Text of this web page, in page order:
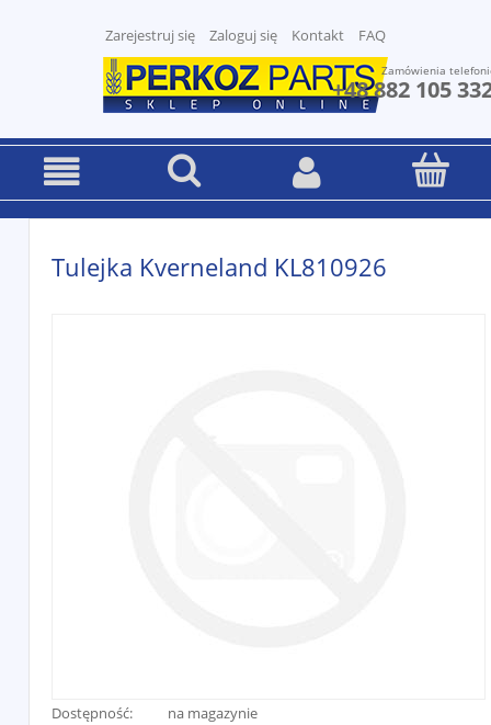
Zarejestruj się Zaloguj się Kontakt FAQ
Zamówienia
+48 882 105
Tulejka Kverneland KL810926
Dostępność: na magazynie